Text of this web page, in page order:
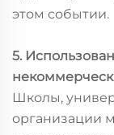
этом событии.
5.
Школы,
организации